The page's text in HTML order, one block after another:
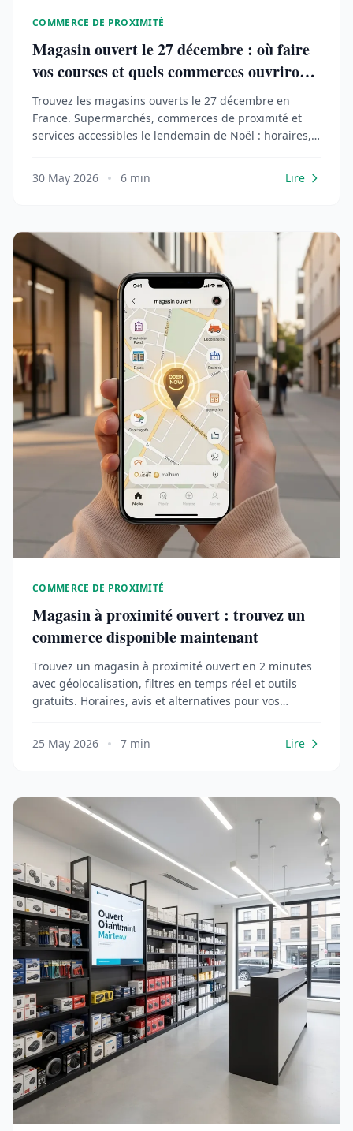
COMMERCE DE PROXIMITÉ
Magasin ouvert le 27 décembre : où faire
vos courses et quels commerces ouvriront
?
Trouvez les magasins ouverts le 27 décembre en
France. Supermarchés, commerces de proximité et
services accessibles le lendemain de Noël : horaires,
30 May 2026
6 min Lire
COMMERCE DE PROXIMITÉ
Magasin à proximité ouvert : trouvez un
commerce disponible maintenant
Trouvez un magasin à proximité ouvert en 2 minutes
avec géolocalisation, filtres en temps réel et outils
gratuits. Horaires, avis et alternatives pour vos
25 May 2026
7 min Lire